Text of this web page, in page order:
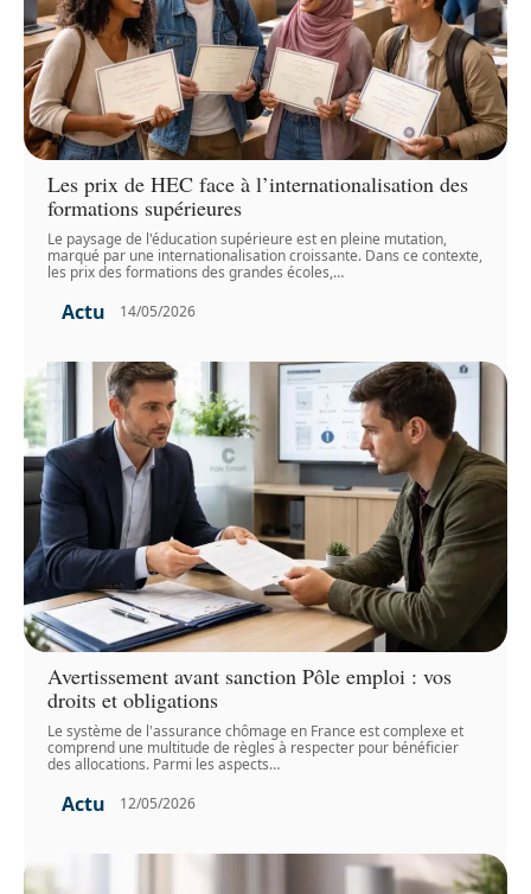
Les prix de HEC face à l’internationalisation des
formations supérieures
Le paysage de l'éducation supérieure est en pleine mutation,
marqué par une internationalisation croissante. Dans ce contexte,
les prix des formations des grandes écoles,…
Actu 14/05/2026
Avertissement avant sanction Pôle emploi : vos
droits et obligations
Le système de l'assurance chômage en France est complexe et
comprend une multitude de règles à respecter pour bénéficier
des allocations. Parmi les aspects…
Actu 12/05/2026